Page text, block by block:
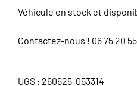
Véhicule en stock et
Contactez-nous ! 06 75 20
UGS : 260625-053314